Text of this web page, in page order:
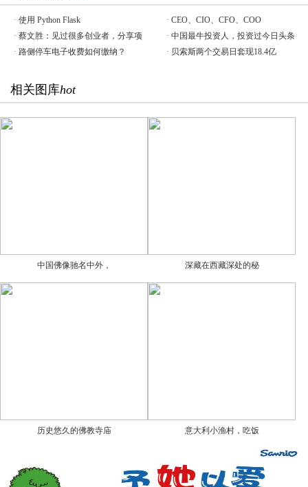
· 使用 Python Flask · CEO、CIO、CFO、COO
· 蔡文胜：见过很多创业者，分享项 · 中国最牛投资人，投资过今日头条
· 路侧停车电子收费如何缴纳？ · 贝索斯两个交易日套现18.4亿
相关图库hot
中国佛像驰名中外， 深藏在西藏深处的秘
历史悠久的佛教寺庙 意大利小渔村，吃饭